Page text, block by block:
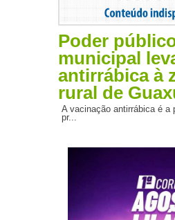
Poder
municipal
antirrábica à
rural de
A vacinação antirrábica é a
pr...